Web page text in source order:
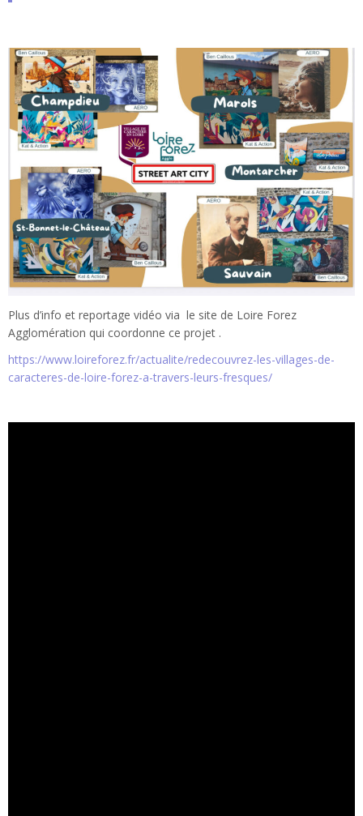
Plus d’info et reportage vidéo via le site de Loire Forez
Agglomération qui coordonne ce projet .
https://www.loireforez.fr/actualite/redecouvrez-les-villages-de-
caracteres-de-loire-forez-a-travers-leurs-fresques/